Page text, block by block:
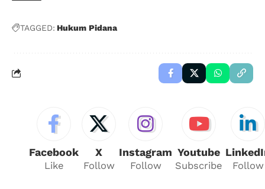
TAGGED: Hukum Pidana
Facebook
Like
X
Follow
Instagram
Follow
Youtube
Subscribe Follow